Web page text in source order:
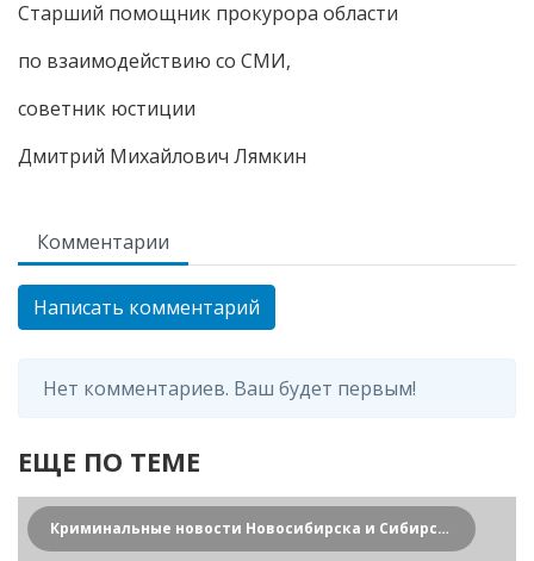
Старший помощник прокурора области
по взаимодействию со СМИ,
советник юстиции
Дмитрий Михайлович Лямкин
Комментарии
Написать комментарий
Нет комментариев. Ваш будет первым!
ЕЩЕ ПО ТЕМЕ
Криминальные новости Новосибирска и Сибирского региона